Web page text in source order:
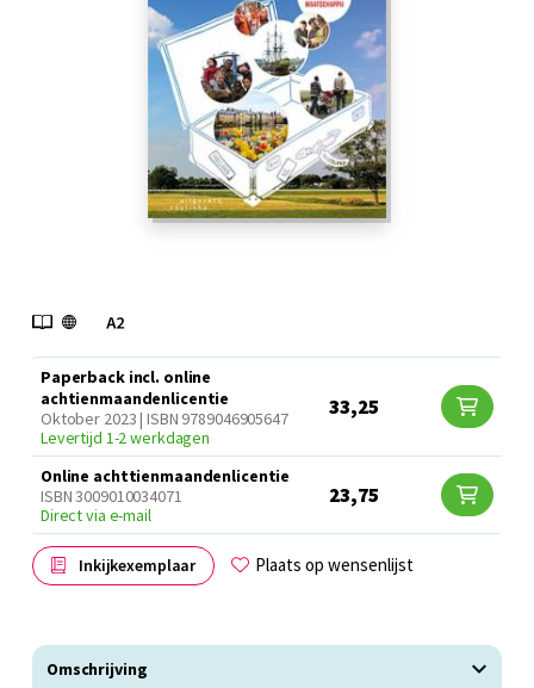
Paperback incl. online
achtienmaandenlicentie
Oktober 2023 | ISBN 9789046905647
Levertijd 1-2 werkdagen
33,25
Online achttienmaandenlicentie
ISBN 3009010034071
Direct via e-mail
23,75
Inkijkexemplaar Plaats op wensenlijst
Omschrijving